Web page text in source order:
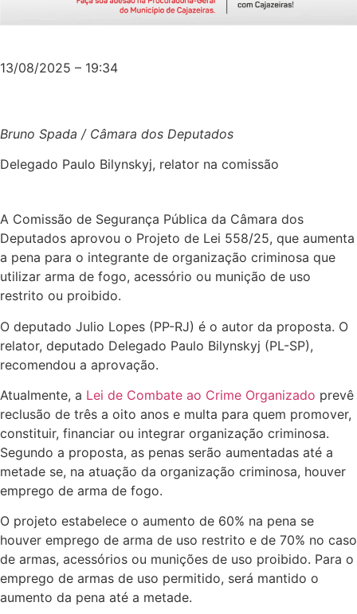
13/08/2025 – 19:34
Bruno Spada / Câmara dos Deputados
Delegado Paulo Bilynskyj, relator na comissão
A Comissão de Segurança Pública da Câmara dos
Deputados aprovou o Projeto de Lei 558/25, que aumenta
a pena para o integrante de organização criminosa que
utilizar arma de fogo, acessório ou munição de uso
restrito ou proibido.
O deputado Julio Lopes (PP-RJ) é o autor da proposta. O
relator, deputado Delegado Paulo Bilynskyj (PL-SP),
recomendou a aprovação.
Atualmente, a Lei de Combate ao Crime Organizado prevê
reclusão de três a oito anos e multa para quem promover,
constituir, financiar ou integrar organização criminosa.
Segundo a proposta, as penas serão aumentadas até a
metade se, na atuação da organização criminosa, houver
emprego de arma de fogo.
O projeto estabelece o aumento de 60% na pena se
houver emprego de arma de uso restrito e de 70% no caso
de armas, acessórios ou munições de uso proibido. Para o
emprego de armas de uso permitido, será mantido o
aumento da pena até a metade.